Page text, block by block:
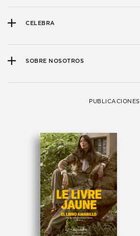
CELEBRA
SOBRE NOSOTROS
PUBLICACIONES